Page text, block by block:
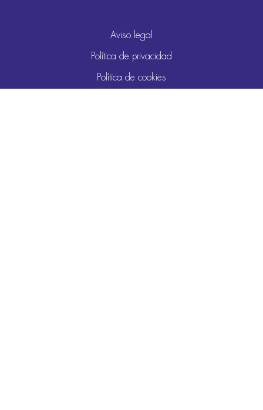
Aviso legal
Política de privacidad
Política de cookies